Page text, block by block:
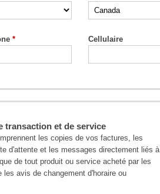
Cellulaire
transaction et de service
les copies de vos factures, les
d'attente et les messages directement liés à
de tout produit ou service acheté par les
les avis de changement d'horaire ou